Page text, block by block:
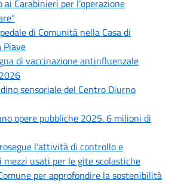
ai Carabinieri per l’operazione
di Comunità nella Casa di
Piave
di vaccinazione antinfluenzale
sensoriale del Centro Diurno
opere pubbliche 2025. 6 milioni di
l’attività di controllo e
mezzi usati per le gite scolastiche
per approfondire la sostenibilità